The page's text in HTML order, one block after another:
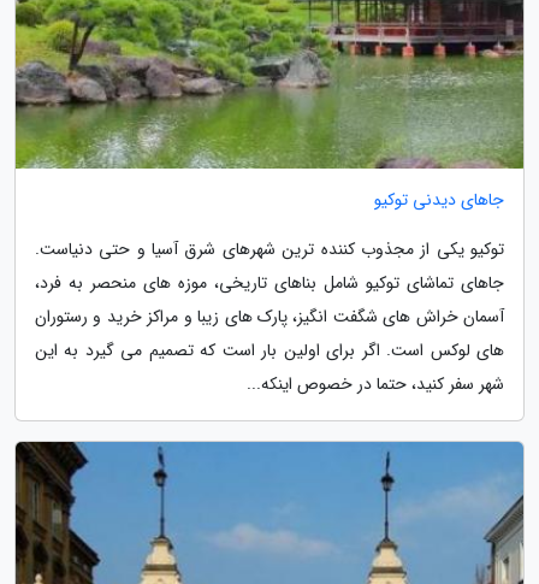
جاهای دیدنی توکیو
توکیو یکی از مجذوب کننده ترین شهرهای شرق آسیا و حتی دنیاست.
جاهای تماشای توکیو شامل بناهای تاریخی، موزه های منحصر به فرد،
آسمان خراش های شگفت انگیز، پارک های زیبا و مراکز خرید و رستوران
های لوکس است. اگر برای اولین بار است که تصمیم می گیرد به این
شهر سفر کنید، حتما در خصوص اینکه...